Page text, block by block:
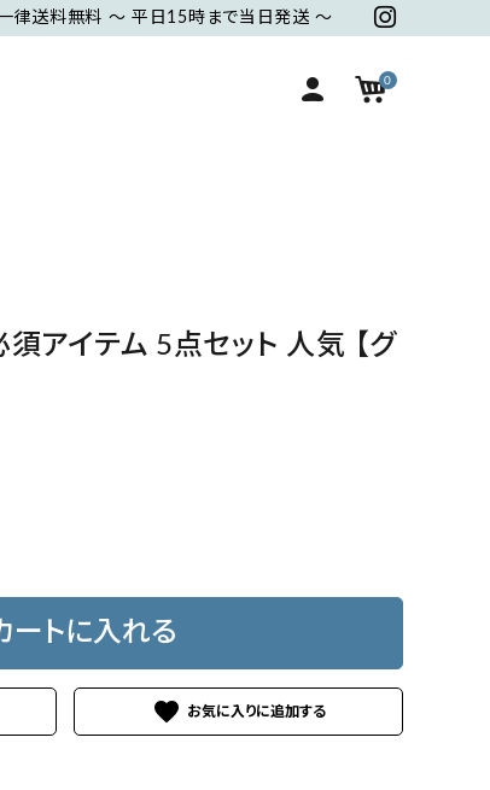
律送料無料 ～ 平日15時まで当日発送 ～
0
アイテム 5点セット 人気 【グ
ートに入れる
favorite